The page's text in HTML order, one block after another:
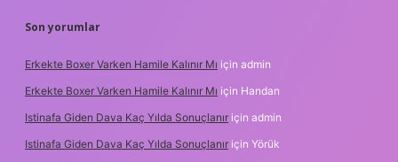
Son yorumlar
Erkekte Boxer Varken Hamile Kalınır Mı için admin
Erkekte Boxer Varken Hamile Kalınır Mı için Handan
Istinafa Giden Dava Kaç Yılda Sonuçlanır için admin
Istinafa Giden Dava Kaç Yılda Sonuçlanır için Yörük